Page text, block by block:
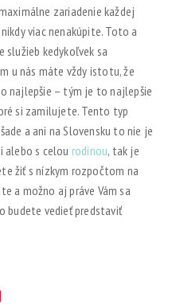
zariadenie každej
viac nenakúpite. Toto a
služieb kedykoľvek sa
u nás máte vždy istotu, že
najlepšie – tým je to najlepšie
si zamilujete. Tento typ
a ani na Slovensku to nie je
alebo s celou rodinou, tak je
žiť s nízkym rozpočtom na
a možno aj práve Vám sa
budete vedieť predstaviť